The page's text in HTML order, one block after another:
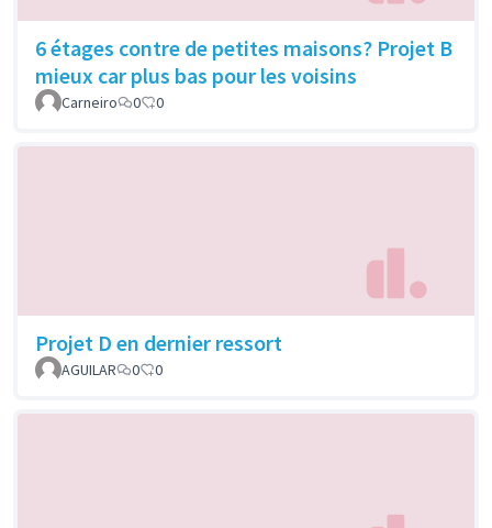
6 étages contre de petites maisons? Projet B
mieux car plus bas pour les voisins
Carneiro 0 0
Projet D en dernier ressort
AGUILAR 0 0